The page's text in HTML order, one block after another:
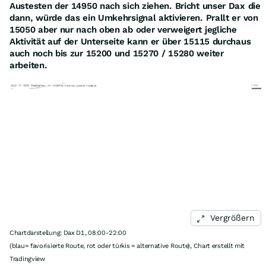
Austesten der 14950 nach sich ziehen. Bricht unser Dax die
dann, würde das ein Umkehrsignal aktivieren. Prallt er von
15050 aber nur nach oben ab oder verweigert jegliche
Aktivität auf der Unterseite kann er über 15115 durchaus
auch noch bis zur 15200 und 15270 / 15280 weiter
arbeiten.
Vergrößern
Chartdarstellung: Dax D1, 08:00-22:00
(blau= favorisierte Route, rot oder türkis = alternative Route), Chart erstellt mit
Tradingview